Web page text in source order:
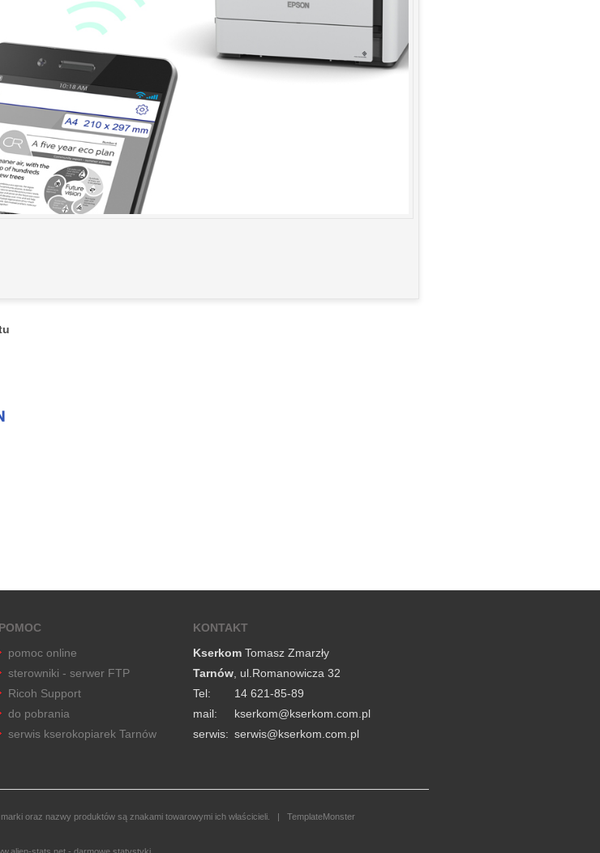
POMOC
pomoc online
sterowniki - serwer FTP
Ricoh Support
do pobrania
serwis kserokopiarek Tarnów
KONTAKT
KserkomTomasz Zmarzły
Tarnów, ul.Romanowicza 32
Tel:
14 621-85-89
mail:
lp.moc.mokresk@mokresk
serwis: lp.moc.mokresk@siwres
oraz nazwy produktów są znakami towarowymi ich właścicieli. |TemplateMonster